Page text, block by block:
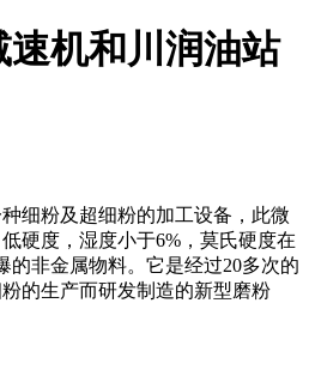
机和川润油站
细粉及超细粉的加工设备，此微
硬度，湿度小于6%，莫氏硬度在
的非金属物料。它是经过20多次的
的生产而研发制造的新型磨粉